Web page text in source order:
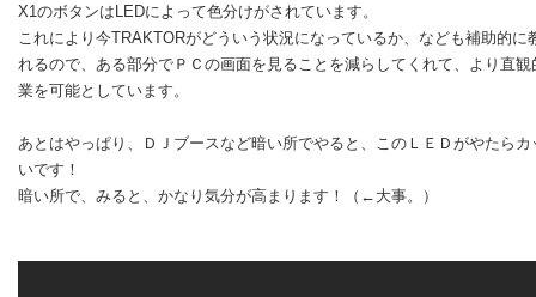
X1のボタンはLEDによって色分けがされています。
これにより今TRAKTORがどういう状況になっているか、なども補助的に
れるので、ある部分でＰＣの画面を見ることを減らしてくれて、より直観
業を可能としています。
あとはやっぱり、ＤＪブースなど暗い所でやると、このＬＥＤがやたらカ
いです！
暗い所で、みると、かなり気分が高まります！（←大事。）